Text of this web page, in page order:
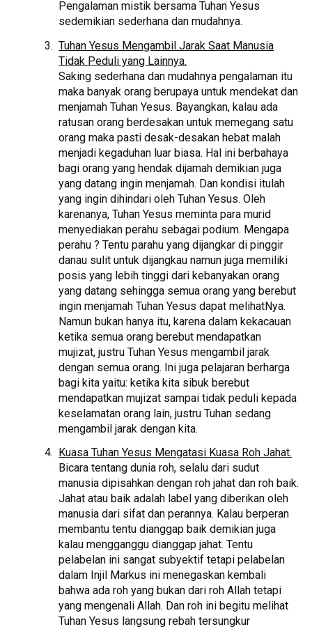
Pengalaman mistik bersama Tuhan Yesus
sedemikian sederhana dan mudahnya.
Tuhan Yesus Mengambil Jarak Saat Manusia
Tidak Peduli yang Lainnya.
Saking sederhana dan mudahnya pengalaman itu
maka banyak orang berupaya untuk mendekat dan
menjamah Tuhan Yesus. Bayangkan, kalau ada
ratusan orang berdesakan untuk memegang satu
orang maka pasti desak-desakan hebat malah
menjadi kegaduhan luar biasa. Hal ini berbahaya
bagi orang yang hendak dijamah demikian juga
yang datang ingin menjamah. Dan kondisi itulah
yang ingin dihindari oleh Tuhan Yesus. Oleh
karenanya, Tuhan Yesus meminta para murid
menyediakan perahu sebagai podium. Mengapa
perahu ? Tentu parahu yang dijangkar di pinggir
danau sulit untuk dijangkau namun juga memiliki
posis yang lebih tinggi dari kebanyakan orang
yang datang sehingga semua orang yang berebut
ingin menjamah Tuhan Yesus dapat melihatNya.
Namun bukan hanya itu, karena dalam kekacauan
ketika semua orang berebut mendapatkan
mujizat, justru Tuhan Yesus mengambil jarak
dengan semua orang. Ini juga pelajaran berharga
bagi kita yaitu: ketika kita sibuk berebut
mendapatkan mujizat sampai tidak peduli kepada
keselamatan orang lain, justru Tuhan sedang
mengambil jarak dengan kita.
Kuasa Tuhan Yesus Mengatasi Kuasa Roh Jahat.
Bicara tentang dunia roh, selalu dari sudut
manusia dipisahkan dengan roh jahat dan roh baik.
Jahat atau baik adalah label yang diberikan oleh
manusia dari sifat dan perannya. Kalau berperan
membantu tentu dianggap baik demikian juga
kalau mengganggu dianggap jahat. Tentu
pelabelan ini sangat subyektif tetapi pelabelan
dalam Injil Markus ini menegaskan kembali
bahwa ada roh yang bukan dari roh Allah tetapi
yang mengenali Allah. Dan roh ini begitu melihat
Tuhan Yesus langsung rebah tersungkur